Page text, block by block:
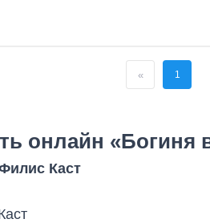
« 1
онлайн «Богиня
Каст